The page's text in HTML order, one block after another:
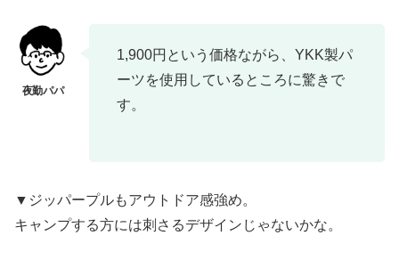
1,900円という価格ながら、YKK製パ
ーツを使用しているところに驚きで
す。
▼ジッパープルもアウトドア感強め。
キャンプする方には刺さるデザインじゃないかな。